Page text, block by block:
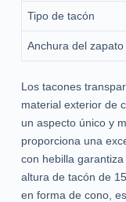
Tipo de tacón
Anchura del zapato
Los tacones
material exterior de
un aspecto único y
proporciona una
con hebilla
altura de tacón de
en forma de cono,